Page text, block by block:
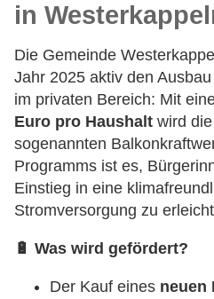
in
Die Gemeinde
Jahr 2025 aktiv den
im privaten Bereich: Mit
Euro pro Haushalt wird
sogenannten
Programms ist es,
Einstieg in eine
Stromversorgung zu
🔋 Was wird gefördert?
Der Kauf eines neuen